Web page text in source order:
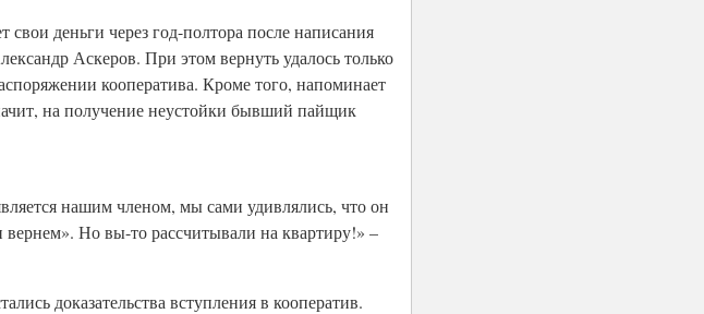
деньги через год-полтора после написания
Аскеров. При этом вернуть удалось только
кооператива. Кроме того, напоминает
на получение неустойки бывший пайщик
нашим членом, мы сами удивлялись, что он
вернем». Но вы-то рассчитывали на квартиру!» –
доказательства вступления в кооператив.